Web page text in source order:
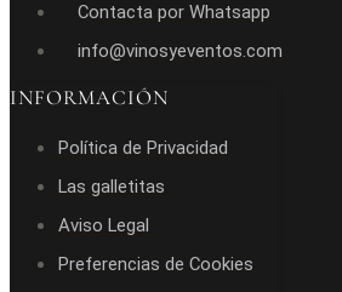
Contacta por Whatsapp
info@vinosyeventos.com
INFORMACIÓN
Política de Privacidad
Las galletitas
Aviso Legal
Preferencias de Cookies